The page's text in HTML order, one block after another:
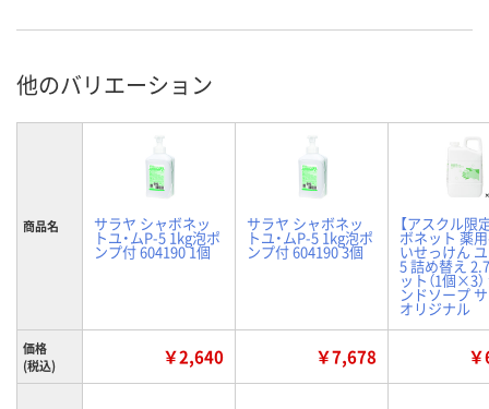
他のバリエーション
商品名 サラヤ シャボネッ
トユ・ムP-5 1kg泡ポ
ンプ付 604190 1個
サラヤ シャボネッ
トユ・ムP-5 1kg泡ポ
ンプ付 604190 3個
【アスクル限
ボネット 薬
いせっけん ユ
5 詰め替え
ット（1個×3
ンドソープ
オリジナル
価格
(税込)
￥2,640 ￥7,678